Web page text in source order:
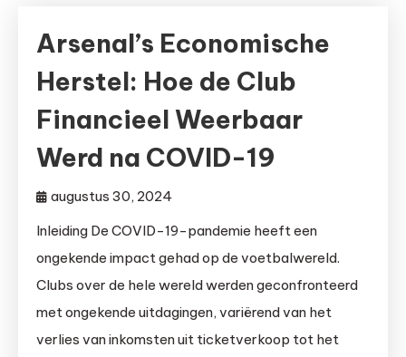
Arsenal’s Economische
Herstel: Hoe de Club
Financieel Weerbaar
Werd na COVID-19
augustus 30, 2024
Inleiding De COVID-19-pandemie heeft een
ongekende impact gehad op de voetbalwereld.
Clubs over de hele wereld werden geconfronteerd
met ongekende uitdagingen, variërend van het
verlies van inkomsten uit ticketverkoop tot het